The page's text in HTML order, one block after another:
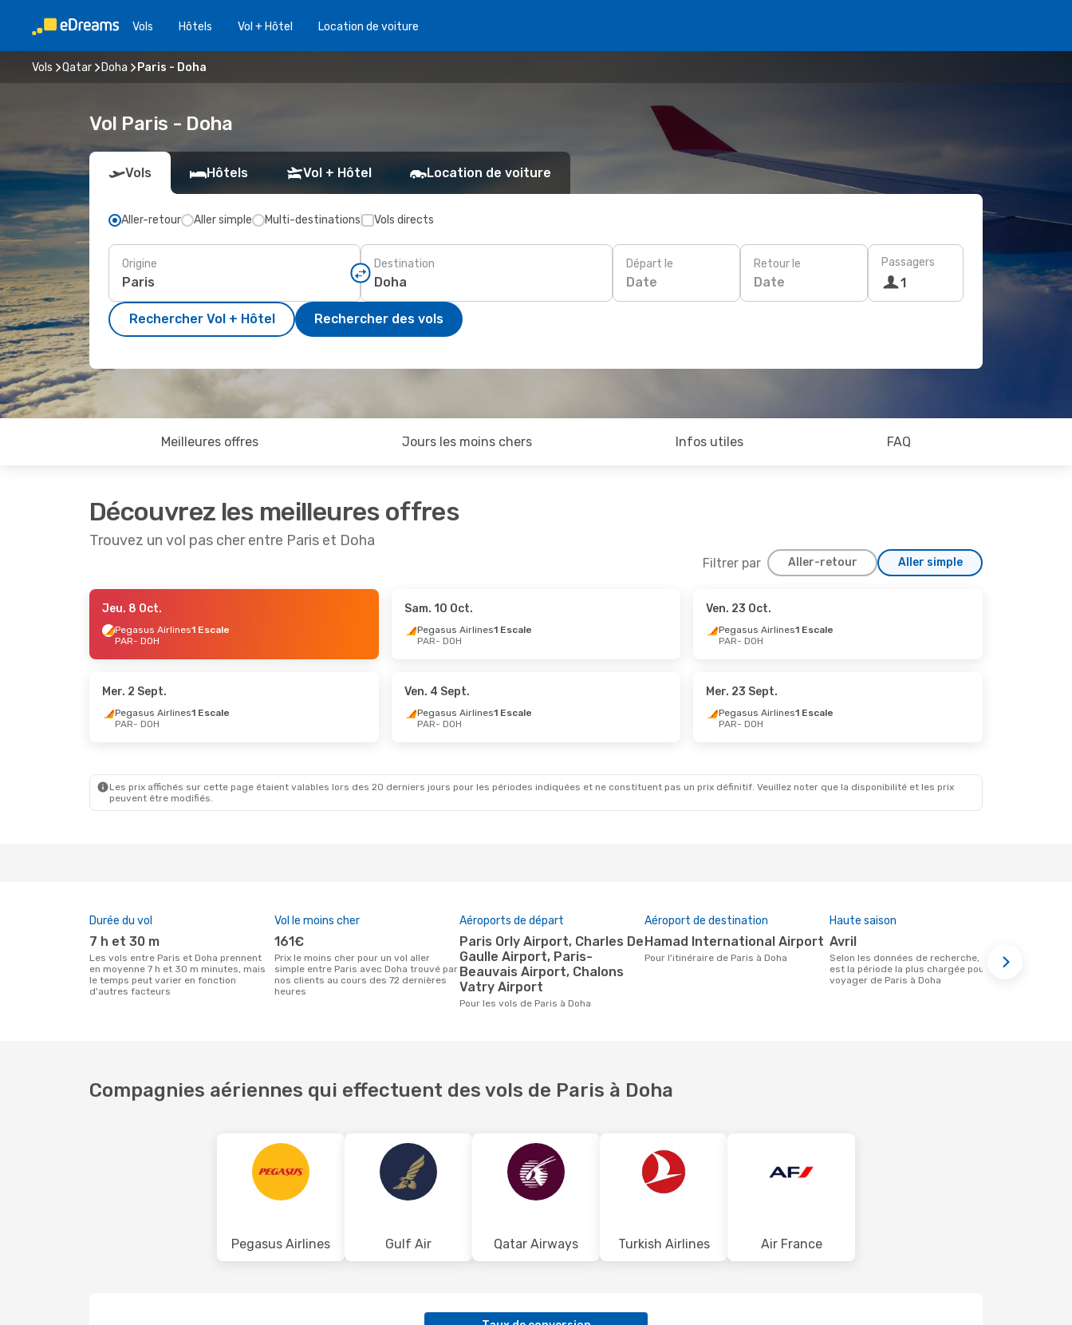
Vols Hôtels Vol + Hôtel Location de voiture
Vols Qatar Doha Paris - Doha
Vol Paris - Doha
Vols Hôtels Vol + Hôtel Location de voiture
Aller-retour Aller simple Multi-destinations Vols directs
Origine Destination Départ le
Date
Retour le
Date
Passagers
1
Rechercher Vol + Hôtel Rechercher des vols
Meilleures offres Jours les moins chers Infos utiles FAQ
Découvrez les meilleures offres
Trouvez un vol pas cher entre Paris et Doha
Filtrer par Aller-retour Aller simple
- Ven. 16 Oct.
1 Escale
1 Escale
1 Escale
- Ven. 25 Sept. - Mar. 3 Nov.
DOH - PAR
- Sam. 5 Sept.
- PAR
Jeu. 8 Oct.
Pegasus Airlines1 Escale
PAR- DOH
Sam. 10 Oct.
Pegasus Airlines1 Escale
PAR- DOH
Ven. 23 Oct.
Pegasus Airlines1 Escale
PAR- DOH
Mer. 2 Sept.
Pegasus Airlines1 Escale
PAR- DOH
Ven. 4 Sept.
Pegasus Airlines1 Escale
PAR- DOH
Mer. 23 Sept.
Pegasus Airlines1 Escale
PAR- DOH
Les prix affichés sur cette page étaient valables lors des 20 derniers jours pour les périodes indiquées et ne constituent pas un prix définitif. Veuillez noter que la disponibilité et les prix
peuvent être modifiés.
Durée du vol
7 h et 30 m
Les vols entre Paris et Doha prennent
en moyenne 7 h et 30 m minutes, mais
le temps peut varier en fonction
d'autres facteurs
Vol le moins cher
161€
Prix le moins cher pour un vol aller
simple entre Paris avec Doha trouvé par
nos clients au cours des 72 dernières
heures
Aéroports de départ
Paris Orly Airport, Charles De
Gaulle Airport, Paris-
Beauvais Airport, Chalons
Vatry Airport
Pour les vols de Paris à Doha
Aéroport de destination
Hamad International Airport
Pour l'itinéraire de Paris à Doha
Haute saison
avril
Selon les données de recherche, avril
est la période la plus chargée pour
voyager de Paris à Doha
Compagnies aériennes qui effectuent des vols de Paris à Doha
Pegasus Airlines Gulf Air Qatar Airways Turkish Airlines Air France